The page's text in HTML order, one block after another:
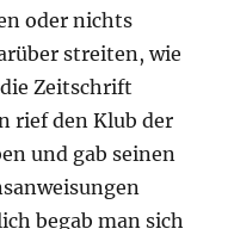
oder nichts
streiten, wie
Zeitschrift
rief den Klub der
und gab seinen
begab man sich